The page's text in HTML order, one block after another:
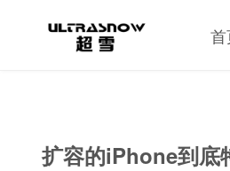
扩容的iPhone到底